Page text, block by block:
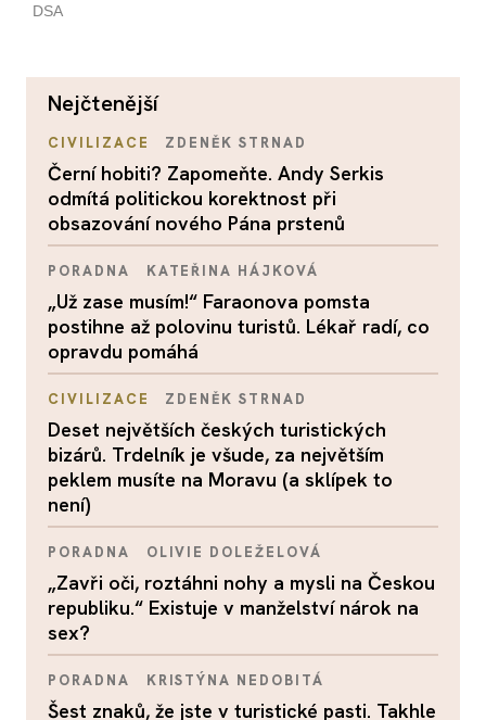
nejčtenější
CIVILIZACE ZDENĚK STRNAD
Černí hobiti? Zapomeňte. Andy Serkis
odmítá politickou korektnost při
obsazování nového Pána prstenů
PORADNA KATEŘINA HÁJKOVÁ
„Už zase musím!“ Faraonova pomsta
postihne až polovinu turistů. Lékař radí, co
opravdu pomáhá
CIVILIZACE ZDENĚK STRNAD
Deset největších českých turistických
bizárů. Trdelník je všude, za největším
peklem musíte na Moravu (a sklípek to
není)
PORADNA OLIVIE DOLEŽELOVÁ
„Zavři oči, roztáhni nohy a mysli na Českou
republiku.“ Existuje v manželství nárok na
sex?
PORADNA KRISTÝNA NEDOBITÁ
Šest znaků, že jste v turistické pasti. Takhle